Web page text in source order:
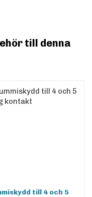
till denna
till 4 och 5